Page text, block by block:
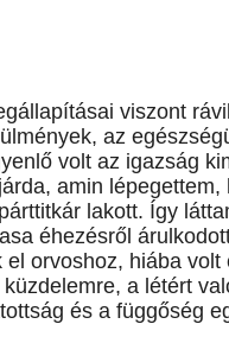
viszont
az
volt az igazság
amin lépegettem,
lakott. Így
éhezésről
orvoshoz, hiába volt
a létért
és a függőség